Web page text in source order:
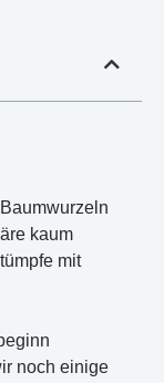
kaum
mit
noch einige